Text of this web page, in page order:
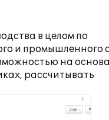
в целом по
и промышленного
на
рассчитывать